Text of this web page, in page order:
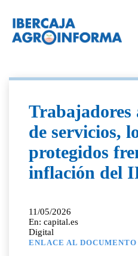
Trabajadores
de servicios,
protegidos
inflación del
11/05/2026
En: capital.es
Digital
ENLACE AL